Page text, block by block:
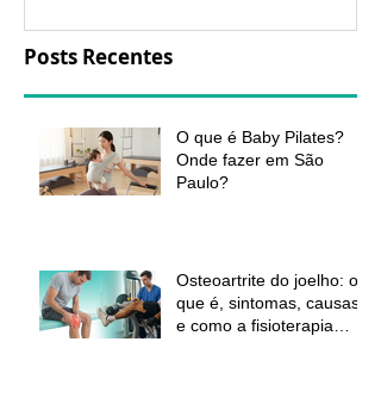
Posts Recentes
O que é Baby Pilates?
Onde fazer em São
Paulo?
Osteoartrite do joelho: o
que é, sintomas, causas
e como a fisioterapia